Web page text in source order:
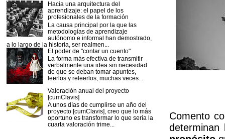
Comento
Hacia una arquitectura del
aprendizaje: el papel de los
profesionales de la formación
La causa principal por la que las
metodologías de aprendizaje
autónomo e informal han demostrado,
a lo largo de la historia, ser realmen...
El poder de "contar un cuento"
La forma más efectiva de transmitir
verbalmente una idea sin necesidad
de que se deban tomar apuntes,
leerlos y releerlos, muchas veces...
Valoración anual del proyecto
[cumClavis]
A unos días de cumplirse un año del
proyecto [cumClavis], creo que lo más
oportuno es transformar lo que sería la
cuarta valoración trime...